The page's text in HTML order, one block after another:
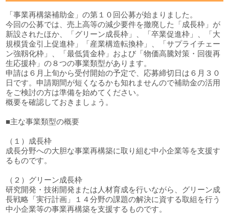
「事業再構築補助金」の第１０回公募が始まりました。
今回の公募では、売上高等の減少要件を撤廃した「成長枠」が
新設されたほか、「グリーン成長枠」、「卒業促進枠」、「大
規模賃金引上促進枠」「産業構造転換枠」、「サプライチェー
ン強靱化枠」、「最低賃金枠」および「物価高騰対策・回復再
生応援枠」の８つの事業類型があります。
申請は６月上旬から受付開始の予定で、応募締切日は６月３０
日です。申請期間が短くなるかも知れませんので補助金の活用
をご検討の方は準備を始めてください。
概要を確認しておきましょう。
■主な事業類型の概要
（１）成長枠
成長分野への大胆な事業再構築に取り組む中小企業等を支援す
るものです。
（２）グリーン成長枠
研究開発・技術開発または人材育成を行いながら、グリーン成
長戦略「実行計画」１４分野の課題の解決に資する取組を行う
中小企業等の事業再構築を支援するものです。